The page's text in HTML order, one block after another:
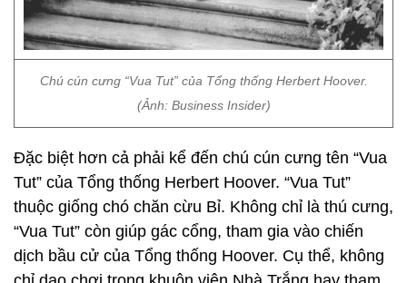
Chú cún cưng “Vua Tut” của Tổng thống Herbert Hoover.
(Ảnh: Business Insider)
Đặc biệt hơn cả phải kể đến chú cún cưng tên “Vua
Tut” của Tổng thống Herbert Hoover. “Vua Tut”
thuộc giống chó chăn cừu Bỉ. Không chỉ là thú cưng,
“Vua Tut” còn giúp gác cổng, tham gia vào chiến
dịch bầu cử của Tổng thống Hoover. Cụ thể, không